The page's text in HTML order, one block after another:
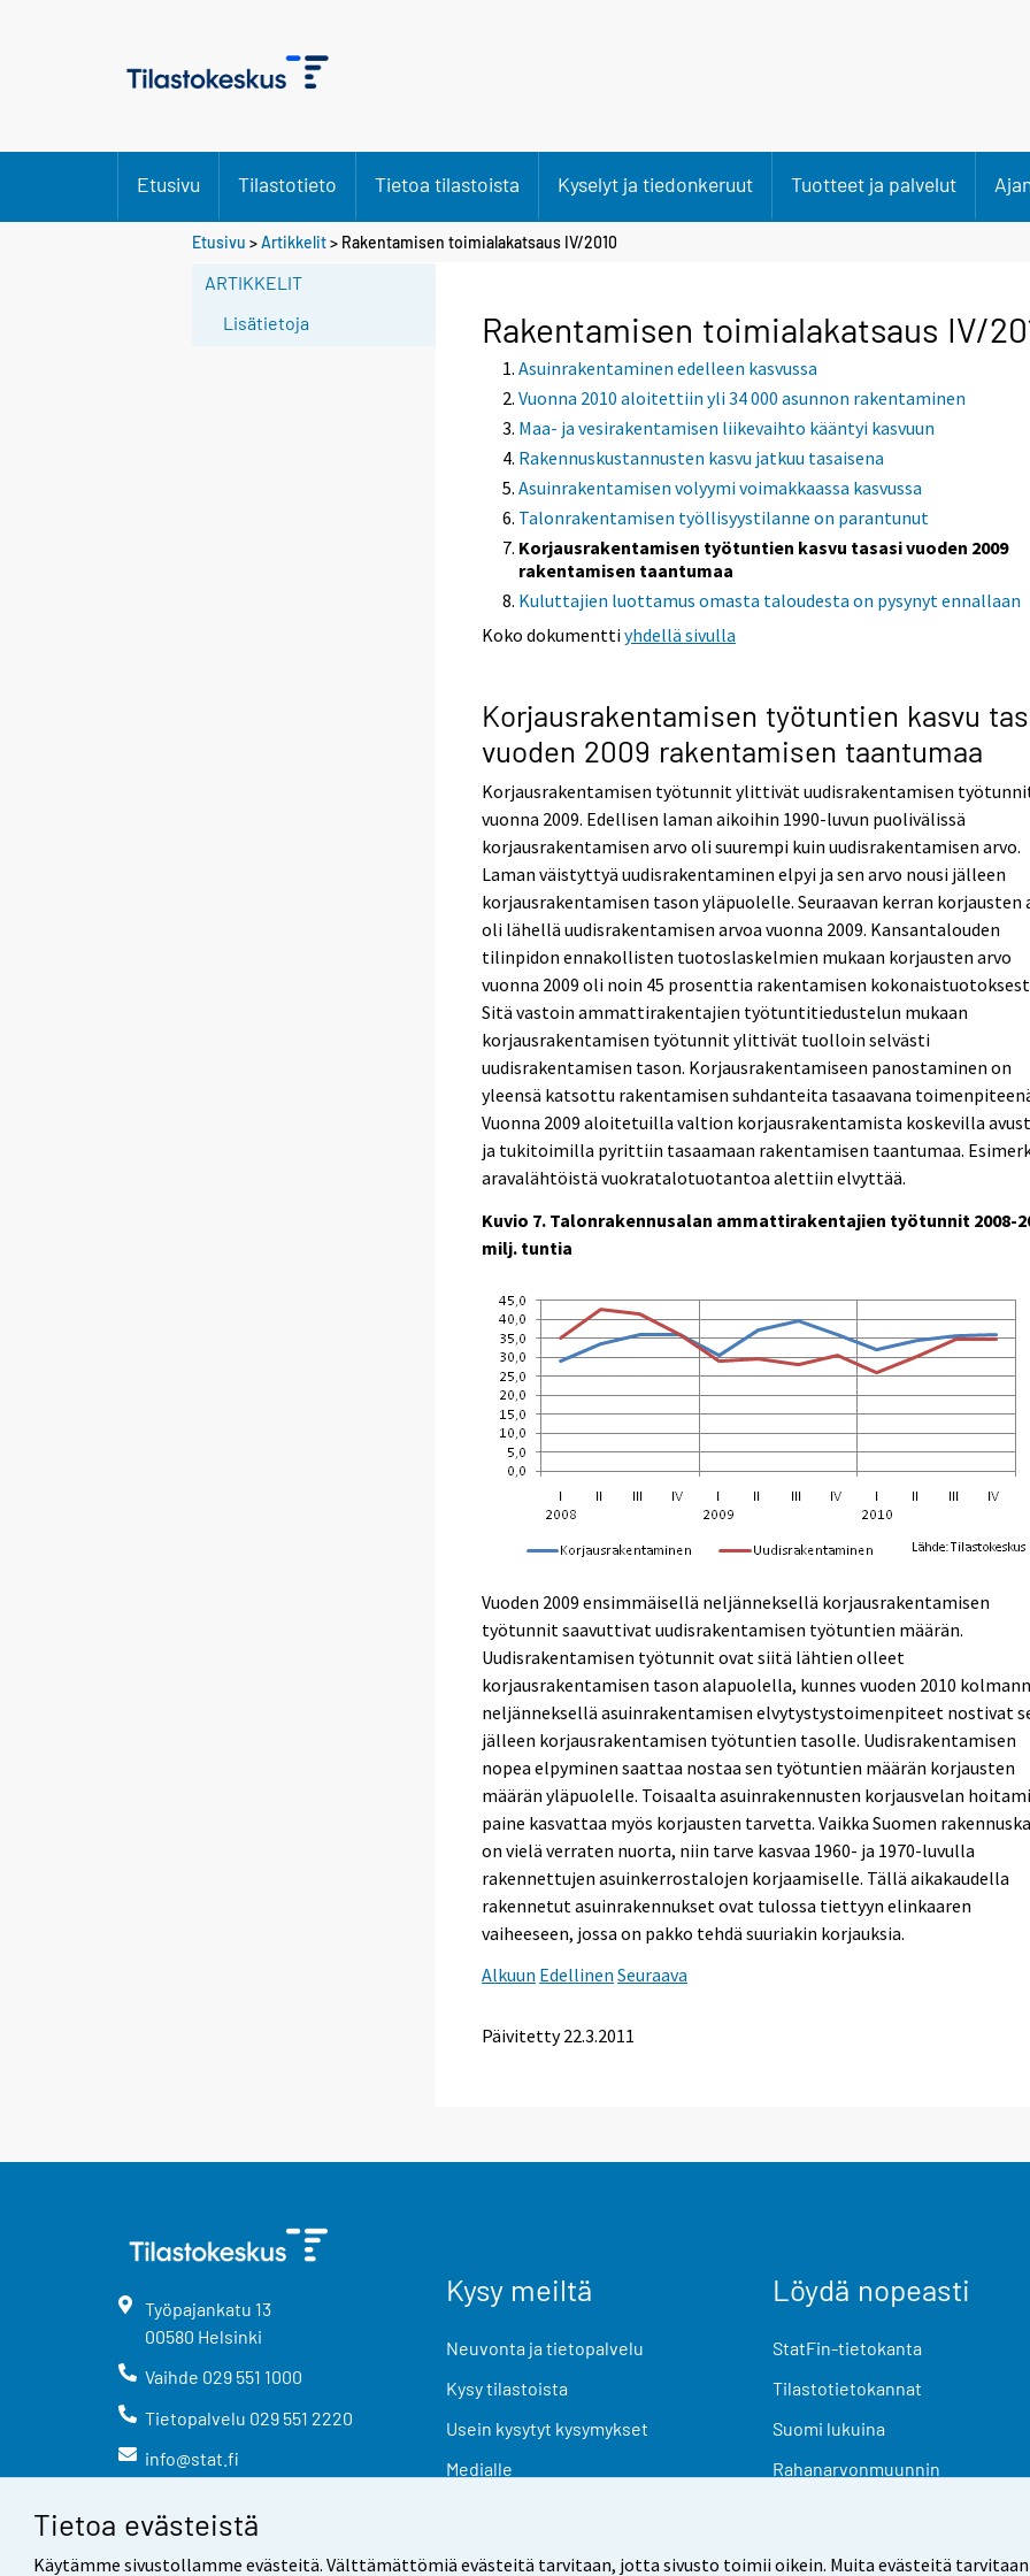
Tietoa evästeistä
Käytämme sivustollamme evästeitä. Välttämättömiä evästeitä tarvitaan, jotta sivusto toimii oikein. Muita evästeitä
Etusivu Tilastotieto Tietoa tilastoista Kyselyt ja tiedonkeruut Tuotteet ja palvelut
Etusivu >Artikkelit> Rakentamisen toimialakatsaus IV/2010
ARTIKKELIT
Lisätietoja
Rakentamisen toimialakatsaus IV/
Asuinrakentaminen edelleen kasvussa
Vuonna 2010 aloitettiin yli 34 000 asunnon rakentaminen
Maa- ja vesirakentamisen liikevaihto kääntyi kasvuun
Rakennuskustannusten kasvu jatkuu tasaisena
Asuinrakentamisen volyymi voimakkaassa kasvussa
Talonrakentamisen työllisyystilanne on parantunut
Korjausrakentamisen työtuntien kasvu tasasi vuoden 2009
rakentamisen taantumaa
Kuluttajien luottamus omasta taloudesta on pysynyt ennallaan
Koko dokumenttiyhdellä sivulla
Korjausrakentamisen työtuntien kasvu
vuoden 2009 rakentamisen taantumaa
Korjausrakentamisen työtunnit ylittivät uudisrakentamisen
vuonna 2009. Edellisen laman aikoihin 1990-luvun puolivälissä
korjausrakentamisen arvo oli suurempi kuin uudisrakentamisen arvo.
Laman väistyttyä uudisrakentaminen elpyi ja sen arvo nousi jälleen
korjausrakentamisen tason yläpuolelle. Seuraavan kerran korjausten
oli lähellä uudisrakentamisen arvoa vuonna 2009. Kansantalouden
tilinpidon ennakollisten tuotoslaskelmien mukaan korjausten arvo
vuonna 2009 oli noin 45 prosenttia rakentamisen
Sitä vastoin ammattirakentajien työtuntitiedustelun mukaan
korjausrakentamisen työtunnit ylittivät tuolloin selvästi
uudisrakentamisen tason. Korjausrakentamiseen panostaminen on
yleensä katsottu rakentamisen suhdanteita tasaavana
Vuonna 2009 aloitetuilla valtion korjausrakentamista koskevilla
ja tukitoimilla pyrittiin tasaamaan rakentamisen taantumaa.
aravalähtöistä vuokratalotuotantoa alettiin elvyttää.
Kuvio 7. Talonrakennusalan ammattirakentajien työtunnit 2008-
milj. tuntia
Vuoden 2009 ensimmäisellä neljänneksellä korjausrakentamisen
työtunnit saavuttivat uudisrakentamisen työtuntien määrän.
Uudisrakentamisen työtunnit ovat siitä lähtien olleet
korjausrakentamisen tason alapuolella, kunnes vuoden 2010
neljänneksellä asuinrakentamisen elvytystystoimenpiteet nostivat
jälleen korjausrakentamisen työtuntien tasolle. Uudisrakentamisen
nopea elpyminen saattaa nostaa sen työtuntien määrän korjausten
määrän yläpuolelle. Toisaalta asuinrakennusten korjausvelan
paine kasvattaa myös korjausten tarvetta. Vaikka Suomen
on vielä verraten nuorta, niin tarve kasvaa 1960- ja 1970-luvulla
rakennettujen asuinkerrostalojen korjaamiselle. Tällä aikakaudella
rakennetut asuinrakennukset ovat tulossa tiettyyn elinkaaren
vaiheeseen, jossa on pakko tehdä suuriakin korjauksia.
Alkuun Edellinen Seuraava
Päivitetty 22.3.2011
Työpajankatu 13
00580 Helsinki
Vaihde 029 551 1000
Tietopalvelu 029 551 2220
info@stat.fi
Kysy meiltä
Neuvonta ja tietopalvelu
Kysy tilastoista
Usein kysytyt kysymykset
Medialle
Löydä nopeasti
StatFin-tietokanta
Tilastotietokannat
Suomi lukuina
Rahanarvonmuunnin